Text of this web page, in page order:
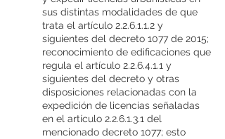
sus distintas modalidades de que
trata el artículo 2.2.6.1.1.2 y
siguientes del decreto 1077 de 2015;
reconocimiento de edificaciones que
regula el artículo 2.2.6.4.1.1 y
siguientes del decreto y otras
disposiciones relacionadas con la
expedición de licencias señaladas
en el artículo 2.2.6.1.3.1 del
mencionado decreto 1077; esto